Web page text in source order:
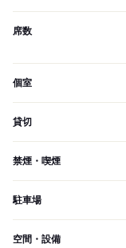
席数
個室
貸切
禁煙・喫煙
駐車場
空間・設備